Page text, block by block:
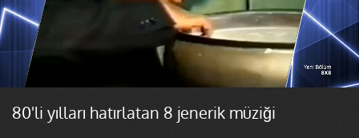
80'li yılları hatırlatan 8 jenerik müziği